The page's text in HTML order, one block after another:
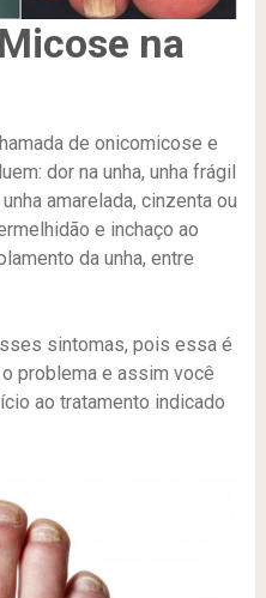
na
de onicomicose e
dor na unha, unha frágil
amarelada, cinzenta ou
e inchaço ao
da unha, entre
sintomas, pois essa é
problema e assim você
ao tratamento indicado